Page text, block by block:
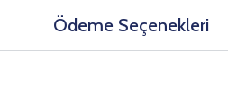
Ödeme Seçenekleri